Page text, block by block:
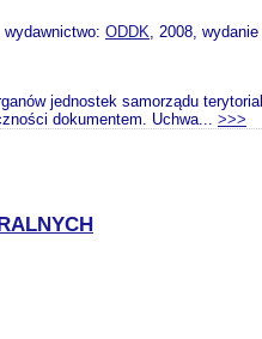
wydawnictwo: ODDK, 2008, wydanie I
jednostek samorządu
dokumentem. Uchwa... >>>